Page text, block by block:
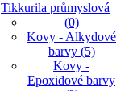
Tikkurila průmyslová
(0)
Kovy - Alkydové
barvy (5)
Kovy -
Epoxidové barvy